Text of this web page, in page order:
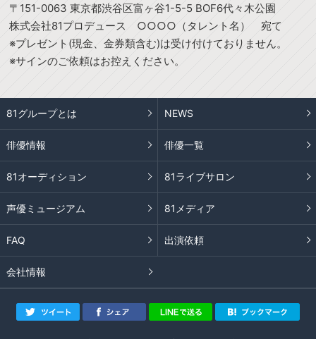
〒151-0063 東京都渋谷区富ヶ谷1-5-5 BOF6代々木公園
株式会社81プロデュース ○○○○（タレント名） 宛て
※プレゼント(現金、金券類含む)は受け付けておりません。
※サインのご依頼はお控えください。
81グループとは NEWS
俳優情報 俳優一覧
81オーディション 81ライブサロン
声優ミュージアム 81メディア
FAQ 出演依頼
会社情報